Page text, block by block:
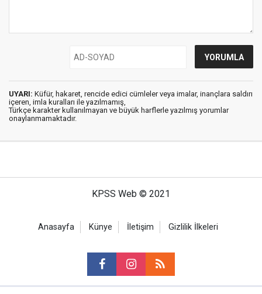
UYARI: Küfür, hakaret, rencide edici cümleler veya imalar, inançlara saldırı
içeren, imla kuralları ile yazılmamış,
Türkçe karakter kullanılmayan ve büyük harflerle yazılmış yorumlar
onaylanmamaktadır.
KPSS Web © 2021
Anasayfa Künye İletişim Gizlilik İlkeleri